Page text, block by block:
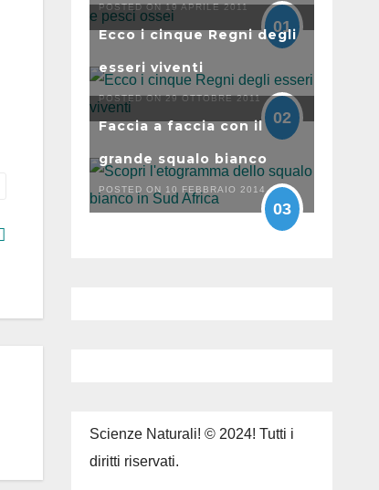
POSTED ON 19 APRILE 2011
01
Ecco i cinque Regni degli
esseri viventi
POSTED ON 29 OTTOBRE 2011
02
Faccia a faccia con il
grande squalo bianco
POSTED ON 10 FEBBRAIO 2014
03
Scienze Naturali! © 2024! Tutti i
diritti riservati.